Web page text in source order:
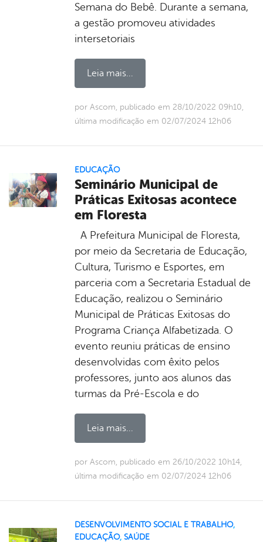
Semana do Bebê. Durante a semana,
a gestão promoveu atividades
intersetoriais
Leia mais...
por Ascom, publicado em 28/10/2022 09h10,
última modificação em 02/07/2024 12h06
EDUCAÇÃO
Seminário Municipal de
Práticas Exitosas acontece
em Floresta
A Prefeitura Municipal de Floresta,
por meio da Secretaria de Educação,
Cultura, Turismo e Esportes, em
parceria com a Secretaria Estadual de
Educação, realizou o Seminário
Municipal de Práticas Exitosas do
Programa Criança Alfabetizada. O
evento reuniu práticas de ensino
desenvolvidas com êxito pelos
professores, junto aos alunos das
turmas da Pré-Escola e do
Leia mais...
por Ascom, publicado em 26/10/2022 10h14,
última modificação em 02/07/2024 12h06
DESENVOLVIMENTO SOCIAL E TRABALHO,
EDUCAÇÃO, SAÚDE